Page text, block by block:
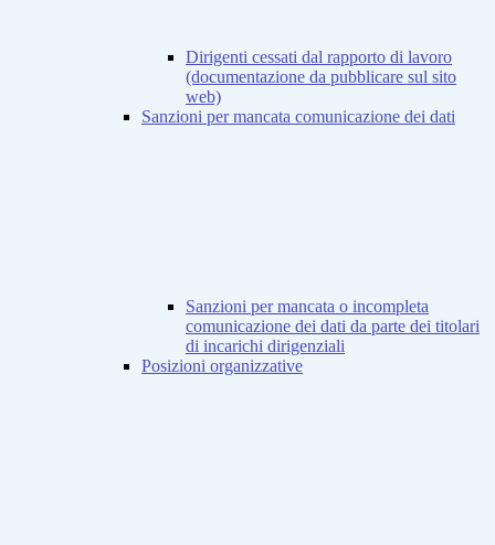
Dirigenti cessati dal rapporto di lavoro
(documentazione da pubblicare sul sito
web)
Sanzioni per mancata comunicazione dei dati
Sanzioni per mancata o incompleta
comunicazione dei dati da parte dei titolari
di incarichi dirigenziali
Posizioni organizzative